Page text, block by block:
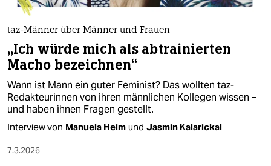
taz-Männer über Männer und Frauen
„Ich würde mich als abtrainierten
Macho bezeichnen“
Wann ist Mann ein guter Feminist? Das wollten taz-
Redakteurinnen von ihren männlichen Kollegen wissen –
und haben ihnen Fragen gestellt.
Interview von Manuela Heim und Jasmin Kalarickal
7.3.2026